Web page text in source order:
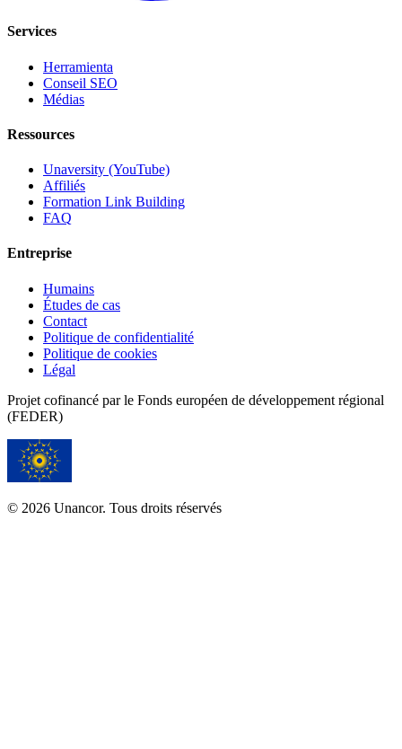
Services
Herramienta
Conseil SEO
Médias
Ressources
Unaversity (YouTube)
Affiliés
Formation Link Building
FAQ
Entreprise
Humains
Études de cas
Contact
Politique de confidentialité
Politique de cookies
Légal
Projet cofinancé par le Fonds européen de développement régional
(FEDER)
© 2026 Unancor. Tous droits réservés